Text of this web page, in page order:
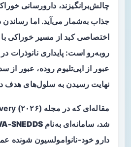
چالش‌برانگیزند، دارورسانی
جذاب به‌شمار می‌آید. اما رساندن
اختصاصی کبد از مسیر خوراکی با
روبه‌رو است: پایداری نانوذرات
عبور از اپی‌تلیوم روده، عبور از
نهایت رسیدن به سلول‌های هدف
شد، سامانه‌ای به‌نام